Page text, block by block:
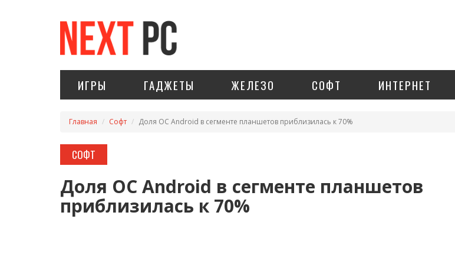
ИГРЫ ГАДЖЕТЫ ЖЕЛЕЗО СОФТ ИНТЕРНЕТ
Главная Софт Доля ОС Android в сегменте планшетов приблизилась к 70%
СОФТ
Доля ОС Android в сегменте планшетов
приблизилась к 70%